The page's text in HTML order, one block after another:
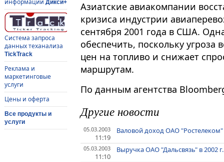
информации Дикси+
Система запроса
данных теханализа
TickTrack
Реклама и
маркетинговые
услуги
Цены и оферта
Все продукты и
услуги
Азиатские авиакомпании
кризиса индустрии
сентября 2001 года в США.
обеспечить, поскольку
цен на топливо и снижает
маршрутам.
По данным агентства
Другие новости
05.03.2003
11:19
Валовой доход ОАО "Ростелеком"
05.03.2003
11:10
Выручка ОАО "Дальсвязь" в 2002